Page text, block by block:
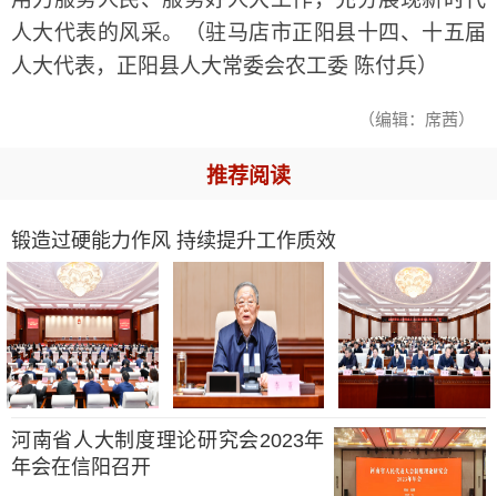
人大代表的风采。（驻马店市正阳县十四、十五届
人大代表，正阳县人大常委会农工委 陈付兵）
（编辑：席茜）
推荐阅读
锻造过硬能力作风 持续提升工作质效
河南省人大制度理论研究会2023年
年会在信阳召开